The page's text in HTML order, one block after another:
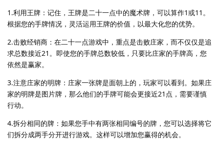
1.利用王牌：记住，王牌是二十一点中的魔术牌，可以算作1或11。
根据您的手牌情况，灵活运用王牌的价值，以最大化您的优势。
2.击败经销商：在二十一点游戏中，重点是击败庄家，而不仅仅是追
求总数接近21。即使您的手牌总数较低，只要比庄家的手牌高，您
依然是赢家。
3.注意庄家的明牌：庄家一张牌是面朝上的，玩家可以看到。如果庄
家的明牌是图片牌，那么他们的手牌可能会更接近21点，需要谨慎
行动。
4.拆分相同的牌：如果您手中有两张相同编号的牌，您可以选择将它
们拆分成两手分开进行游戏。这样可以增加您赢得的机会。